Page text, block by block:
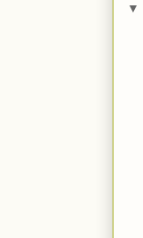
▼